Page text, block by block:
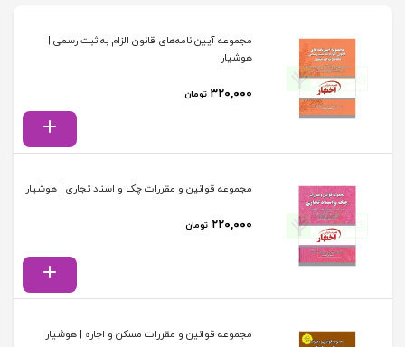
مجموعه آیین نامه‌های قانون الزام به ثبت رسمی |
هوشیار
۳۲۰,۰۰۰ تومان
مجموعه قوانین و مقررات چک و اسناد تجاری | هوشیار
۲۲۰,۰۰۰ تومان
مجموعه قوانین و مقررات مسکن و اجاره | هوشیار